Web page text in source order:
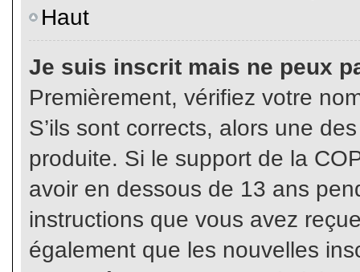
Haut
Je suis inscrit mais ne peux
Premièrement, vérifiez votre
S’ils sont corrects, alors une
produite. Si le support de la
avoir en dessous de 13 ans
instructions que vous avez
également que les nouvelles